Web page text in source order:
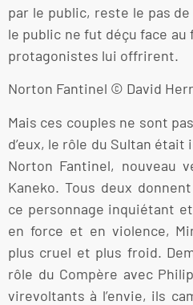
par le public, reste le pas
le public ne fut déçu face au
protagonistes lui offrirent.
Norton Fantinel © David
Mais ces couples ne sont
d’eux, le rôle du Sultan
Norton Fantinel, nouveau
Kaneko. Tous deux
ce personnage inquiétant
en force et en violence,
plus cruel et plus froid.
rôle du Compère avec
virevoltants à l’envie, ils